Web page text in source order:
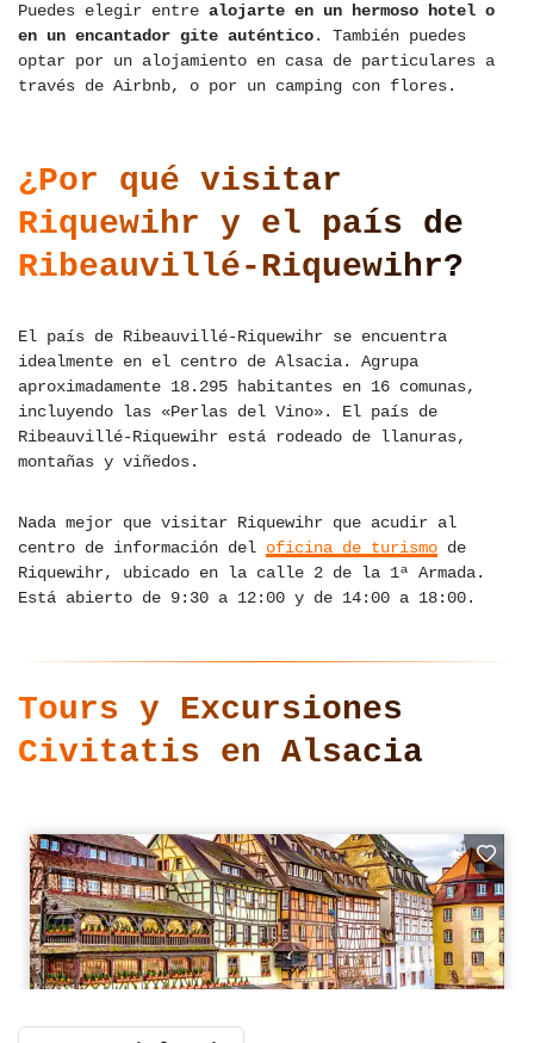
Puedes elegir entre alojarte en un hermoso hotel o
en un encantador gite auténtico. También puedes
optar por un alojamiento en casa de particulares a
través de Airbnb, o por un camping con flores.
¿Por qué visitar
Riquewihr y el país de
Ribeauvillé-Riquewihr?
El país de Ribeauvillé-Riquewihr se encuentra
idealmente en el centro de Alsacia. Agrupa
aproximadamente 18.295 habitantes en 16 comunas,
incluyendo las «Perlas del Vino». El país de
Ribeauvillé-Riquewihr está rodeado de llanuras,
montañas y viñedos.
Nada mejor que visitar Riquewihr que acudir al
centro de información del oficina de turismo de
Riquewihr, ubicado en la calle 2 de la 1ª Armada.
Está abierto de 9:30 a 12:00 y de 14:00 a 18:00.
Tours y Excursiones
Civitatis en Alsacia